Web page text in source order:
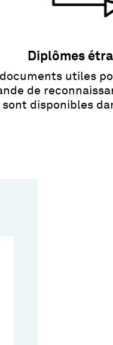
Diplômes
documents utiles
de
sont disponibles